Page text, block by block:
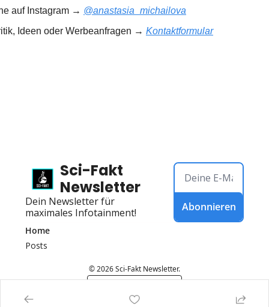
auf Instagram → @anastasia_michailova
Ideen oder Werbeanfragen → Kontaktformular
Sci-Fakt
Newsletter
Dein Newsletter für
maximales Infotainment!
Abonnieren
Home
Posts
© 2026 Sci-Fakt Newsletter.